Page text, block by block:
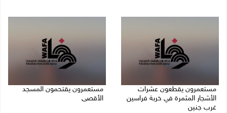
مستعمرون يقطعون عشرات
الأشجار المثمرة في خربة فراسين
غرب جنين
مستعمرون يقتحمون المسجد
الأقصى